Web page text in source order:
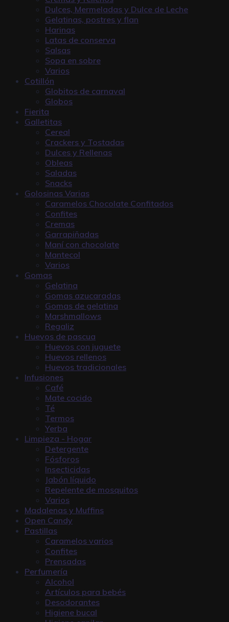
Dulces, Mermeladas y Dulce de Leche
Gelatinas, postres y flan
Harinas
Latas de conserva
Salsas
Sopa en sobre
Varios
Cotillón
Globitos de carnaval
Globos
Fierita
Galletitas
Cereal
Crackers y Tostadas
Dulces y Rellenas
Obleas
Saladas
Snacks
Golosinas Varias
Caramelos Chocolate Confitados
Confites
Cremas
Garrapiñadas
Maní con chocolate
Mantecol
Varios
Gomas
Gelatina
Gomas azucaradas
Gomas de gelatina
Marshmallows
Regaliz
Huevos de pascua
Huevos con juguete
Huevos rellenos
Huevos tradicionales
Infusiones
Café
Mate cocido
Té
Termos
Yerba
Limpieza - Hogar
Detergente
Fósforos
Insecticidas
Jabón líquido
Repelente de mosquitos
Varios
Madalenas y Muffins
Open Candy
Pastillas
Caramelos varios
Confites
Prensadas
Perfumería
Alcohol
Artículos para bebés
Desodorantes
Higiene bucal